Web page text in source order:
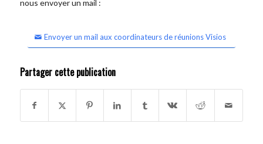
nous envoyer un mail :
Envoyer un mail aux coordinateurs de réunions Visios
Partager cette publication